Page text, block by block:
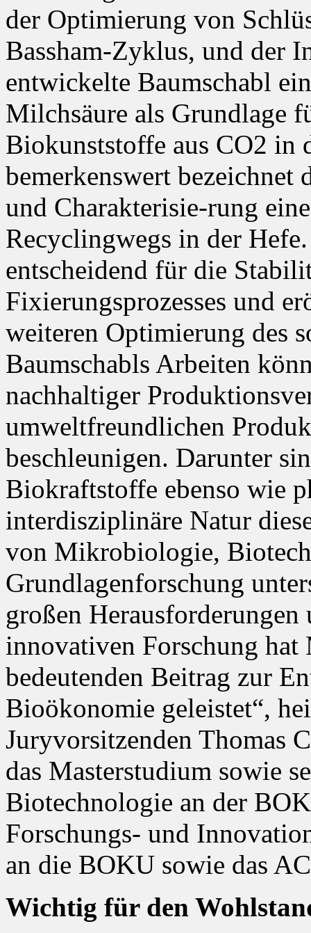
der Optimierung von
Bassham-Zyklus, und der
entwickelte Baumschabl
Milchsäure als Grundlage
Biokunststoffe aus CO2 in
bemerkenswert
und Charakterisie-rung
Recyclingwegs in der
entscheidend für die
Fixierungsprozesses und
weiteren Optimierung des
Baumschabls Arbeiten
nachhaltiger
umweltfreundlichen
beschleunigen. Darunter
Biokraftstoffe ebenso wie
interdisziplinäre Natur
von Mikrobiologie,
Grundlagenforschung
großen
innovativen Forschung hat
bedeutenden Beitrag zur
Bioökonomie geleistet“,
Juryvorsitzenden Thomas
das Masterstudium sowie
Biotechnologie an der
Forschungs- und
an die BOKU sowie das
Wichtig für den